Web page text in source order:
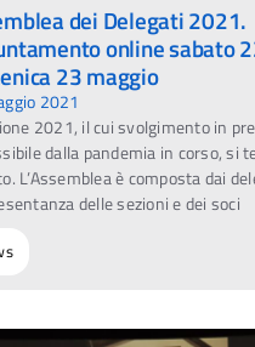
dei Delegati 2021.
online sabato
23 maggio
2021
2021, il cui svolgimento in
dalla pandemia in corso, si
L’Assemblea è composta dai
delle sezioni e dei soci